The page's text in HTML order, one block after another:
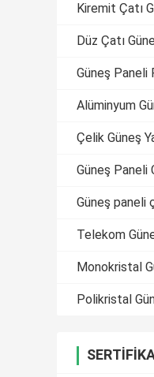
Kiremit Çatı
Düz Çatı
Güneş
Alüminyum
Çelik Güneş
Güneş Paneli
Güneş paneli
Telekom
Monokristal
Polikristal